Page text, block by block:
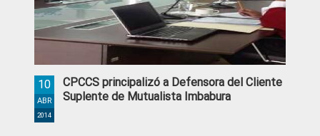
CPCCS principalizó a Defensora del Cliente
Suplente de Mutualista Imbabura
10
ABR
2014